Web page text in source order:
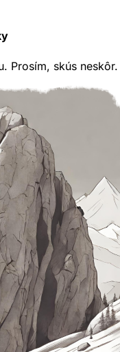
Prosím, skús neskôr.